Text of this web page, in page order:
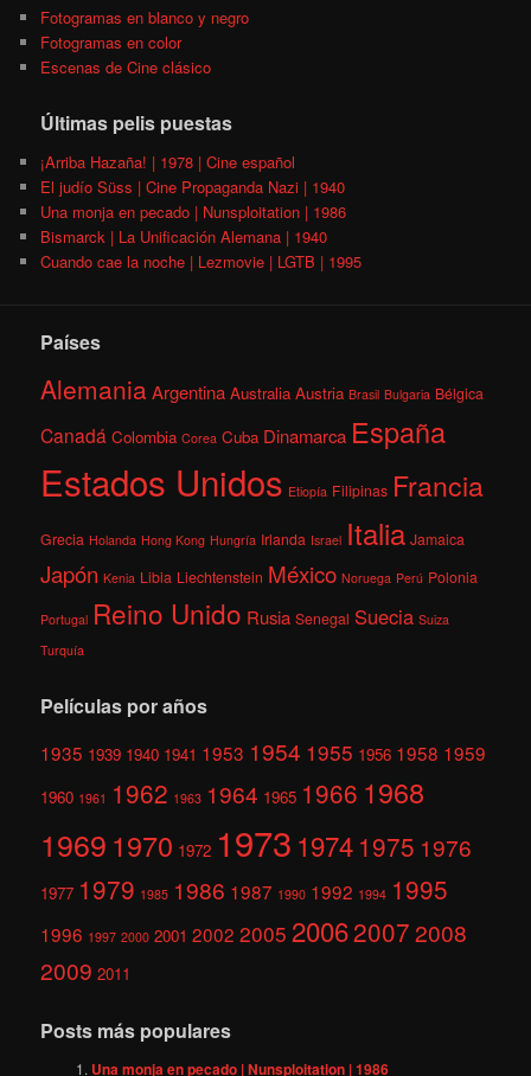
Fotogramas en blanco y negro
Fotogramas en color
Escenas de Cine clásico
Últimas pelis puestas
¡Arriba Hazaña! | 1978 | Cine español
El judío Süss | Cine Propaganda Nazi | 1940
Una monja en pecado | Nunsploitation | 1986
Bismarck | La Unificación Alemana | 1940
Cuando cae la noche | Lezmovie | LGTB | 1995
Países
AlemaniaArgentina Australia Austria Brasil Bulgaria Bélgica
Canadá Colombia Corea Cuba Dinamarca España
Estados Unidos Etiopía Filipinas Francia
Grecia Holanda Hong Kong Hungría Irlanda Israel Italia Jamaica
Japón Kenia Libia Liechtenstein México Noruega Perú Polonia
Portugal Reino Unido Rusia Senegal Suecia Suiza
Turquía
Películas por años
1935 1939 1940 1941 1953 1954 1955 1956 1958 1959
1960 1961 1962 1963 1964 1965 1966 1968
1969 1970 1972 1973 1974 1975 1976
1977 1979 1985 1986 1987 1990 1992 1994 1995
1996 1997 2000 2001 2002 2005 200620072008
2009 2011
Posts más populares
Una monja en pecado | Nunsploitation | 1986